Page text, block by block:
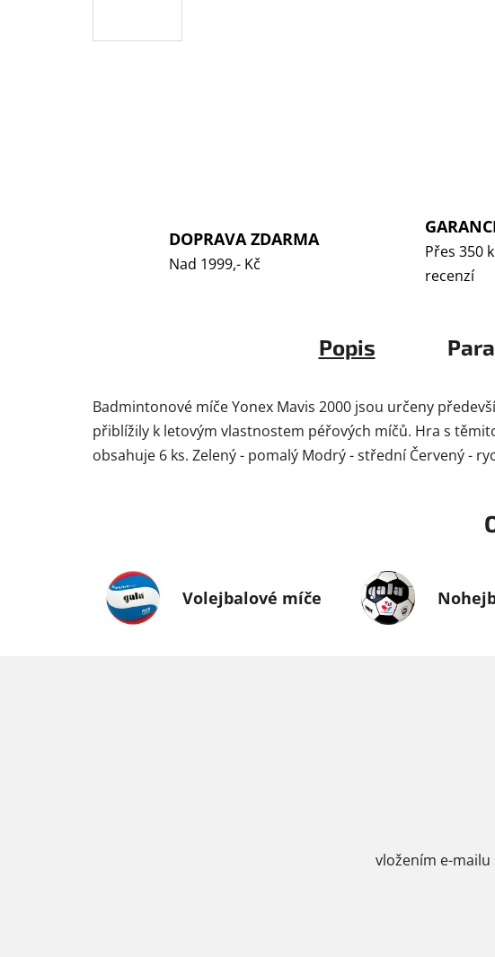
DOPRAVA ZDARMA
Nad 1999,- Kč
Přes 350
recenzí
Popis
Badmintonové míče Yonex Mavis 2000 jsou určeny
přiblížily k letovým vlastnostem péřových míčů. Hra s
obsahuje 6 ks. Zelený - pomalý Modrý - střední Červený -
Volejbalové míče
vložením e-mailu